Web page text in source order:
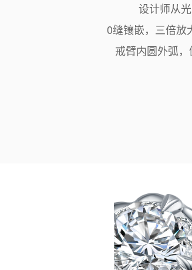
设计师从
0缝镶嵌，三倍放
戒臂内圆外弧